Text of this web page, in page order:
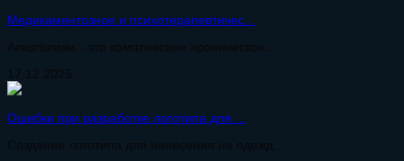
Медикаментозное и психотерапевтичес...
Алкоголизм - это комплексное хроническое...
17.12.2025
Ошибки при разработке логотипа для ...
Создание логотипа для нанесения на одежд...